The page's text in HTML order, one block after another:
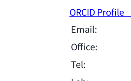
ORCID Profile
Email:
Office:
Tel: